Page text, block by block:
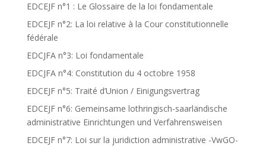
EDCEJF n°1 : Le Glossaire de la loi fondamentale
EDCEJF n°2: La loi relative à la Cour constitutionnelle
fédérale
EDCJFA n°3: Loi fondamentale
EDCJFA n°4: Constitution du 4 octobre 1958
EDCEJF n°5: Traité d’Union / Einigungsvertrag
EDCEJF n°6: Gemeinsame lothringisch-saarländische
administrative Einrichtungen und Verfahrensweisen
EDCEJF n°7: Loi sur la juridiction administrative -VwGO-